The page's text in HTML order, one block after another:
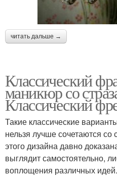
читать дальше →
Классический
маникюр со
Классический
Такие классические
нельзя лучше сочетаются со
этого дизайна давно
выглядит самостоятельно,
воплощения различных идей.